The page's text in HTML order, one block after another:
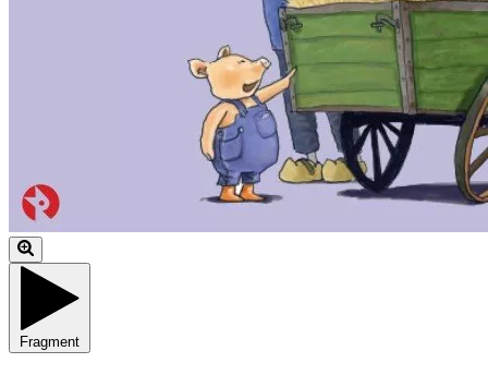
Fragment